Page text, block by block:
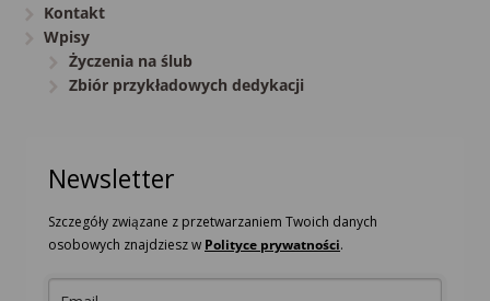
Kontakt
Wpisy
Życzenia na ślub
Zbiór przykładowych dedykacji
Newsletter
Szczegóły związane z przetwarzaniem Twoich danych
osobowych znajdziesz w Polityce prywatności.